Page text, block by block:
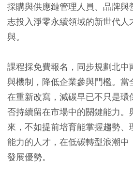
採購與供應鏈管理人員、品牌與
志投入淨零永續領域的新世代人
與。
課程採免費報名，同步規劃北中
與機制，降低企業參與門檻。當
在重新改寫，減碳早已不只是環
否持續留在市場中的關鍵能力。
來，不如提前培育能掌握趨勢
能力的人才，在低碳轉型浪潮中
發展優勢。